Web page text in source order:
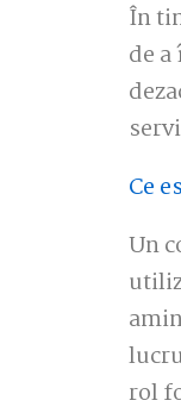
În
de
Ce
Un
rol